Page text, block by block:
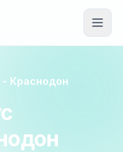
- Краснодон